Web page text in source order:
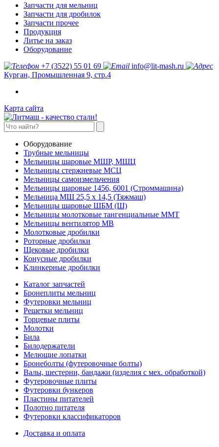
Запчасти для мельниц
Запчасти для дробилок
Запчасти прочее
Продукция
Литье на заказ
Оборудование
+7 (3522) 55 01 69
info@lit-mash.ru
Курган, Промышленная 9, стр.4
Карта сайта
Оборудование
Трубные мельницы
Мельницы шаровые МШР, МШЦ
Мельницы стержневые МСЦ
Мельницы самоизмельчения
Мельницы шаровые 1456, 6001 (Строммашина)
Мельница МШ 25,5 х 14,5 (Тяжмаш)
Мельницы шаровые ШБМ (Ш)
Мельницы молотковые тангенциальные ММТ
Мельницы вентилятор МВ
Молотковые дробилки
Роторные дробилки
Щековые дробилки
Конусные дробилки
Клинкерные дробилки
Каталог запчастей
Бронеплиты мельниц
Футеровки мельниц
Решетки мельниц
Торцевые плиты
Молотки
Била
Билодержатели
Мелющие лопатки
Бронеболты (футеровочные болты)
Валы, шестерни, бандажи (изделия с мех. обработкой)
Футеровочные плиты
Футеровки бункеров
Пластины питателей
Полотно питателя
Футеровки классификаторов
Доставка и оплата